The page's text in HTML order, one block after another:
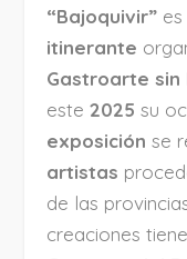
“Bajoquivir” es
itinerante
Gastroarte sin
este2025 su
exposición se
artistas
de las
creaciones